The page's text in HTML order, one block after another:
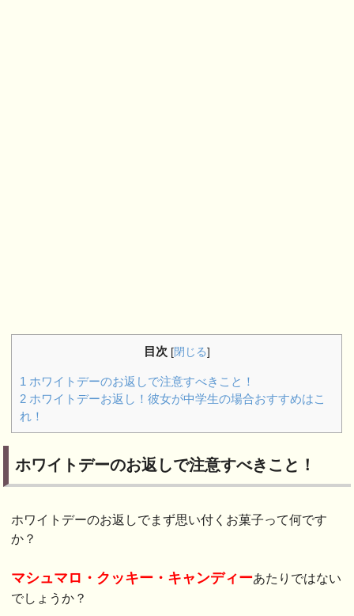
目次 [閉じる]
1 ホワイトデーのお返しで注意すべきこと！
2 ホワイトデーお返し！彼女が中学生の場合おすすめはこ
れ！
ホワイトデーのお返しで注意すべきこと！
ホワイトデーのお返しでまず思い付くお菓子って何です
か？
マシュマロ・クッキー・キャンディーあたりではない
でしょうか？